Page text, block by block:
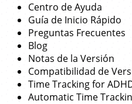
Centro de Ayuda
Guía de Inicio Rápido
Preguntas Frecuentes
Blog
Notas de la Versión
Compatibilidad de
Time Tracking for
Automatic Time